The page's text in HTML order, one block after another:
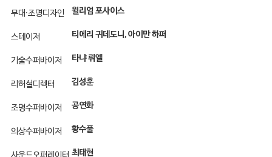
무대·조명디자인 윌리엄 포사이스
스테이저 티에리 귀데도니, 아이만 하퍼
기술수퍼바이저 타냐 뤼엘
리허설디렉터 김성훈
조명수퍼바이저 공연화
의상수퍼바이저 황수풀
사운드오퍼레이터 최태현